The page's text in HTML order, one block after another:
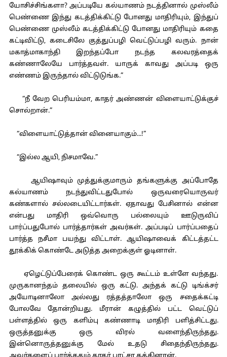
யோசிச்சிங்களா? அப்படியே கல்யாணம் நடத்தினால் முஸ்லீம்
பெண்ணை இந்து கடத்திக்கிட்டு போனது மாதிரியும், இந்துப்
பெண்ணை முஸ்லீம் கடத்திக்கிட்டு போனது மாதிரியும் கதை
கட்டிவிட்டு, கடைசிலே குத்துப்பழி வெட்டுப்பழி வரும். நான்
மகாத்மாகாந்தி இறந்தப்போ நடந்த கலவரத்தைக்
கண்ணாலேயே பார்த்தவள். யாருக் காவது அப்படி ஒரு
எண்ணம் இருந்தால் விட்டுடுங்க.”
“நீ வேற பெரியம்மா, காதர் அண்ணன் விளையாட்டுக்குச்
சொல்றான்.”
“விளையாட்டுத்தான் வினையாகும்...!”
“இல்ல ஆயி, நிசமாவே.”
ஆயிஷாவும் முத்துக்குமாரும் தங்களுக்கு அப்போதே
கல்யாணம் நடந்துவிட்டதுபோல் ஒருவரையொருவர்
கண்களால் சல்லடையிட்டார்கள். ஏதாவது பேசினால் என்ன
என்பது மாதிரி ஒவ்வொரு பல்லையும் ஊடுருவிப்
பார்ப்பதுபோல் பார்த்தார்கள் அவர்கள். அப்படிப் பார்ப்பதைப்
பார்த்த நசீமா பயந்து விட்டாள். ஆயிஷாவைக் கிட்டத்தட்ட
தூக்கிக் கொண்டே அடுத்த அறைக்குள் ஓடினாள்.
ஏழெட்டுப்பேரைக் கொண்ட ஒரு கூட்டம் உள்ளே வந்தது.
முருகானந்தம் தலையில் ஒரு கட்டு. அந்தக் கட்டு டிங்க்சர்
அயோடினாலோ அல்லது ரத்தத்தாலோ ஒரு சதைக்கட்டி
போலவே தோன்றியது. மீரான் கழுத்தில் பட்ட வெட்டுப்
பள்ளத்தில் ஒரு களிம்பு கண்ணாடி மாதிரி பளித்சிட்டது.
ஒருத்தனுக்கு ஒரு விரல் வளைந்திருந்தது.
இன்னொருத்தனுக்கு மேல் உதடு சிதைந்திருந்தது.